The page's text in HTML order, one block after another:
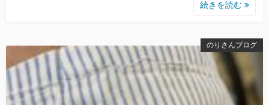
続きを読む
のりさんブログ